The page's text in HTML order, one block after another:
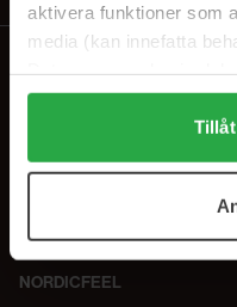
aktivera funktioner som
media (kan innefatta
Genom att trycka på
alla cookies, medan du
användningen av
samt vår
NORDICFEEL